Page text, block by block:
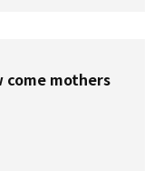
mothers